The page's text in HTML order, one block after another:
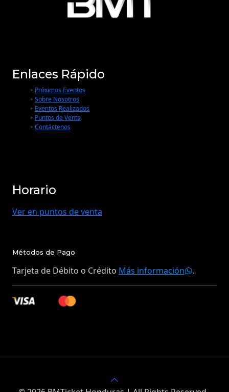
Enlaces Rápido
Próximos Eventos
Sobre Nosotros
Eventos Realizados
Puntos de Venta
Contáctenos
Horario
Ver en puntos de venta
Métodos de Pago
Tarjeta de Débito o Crédito Más información .